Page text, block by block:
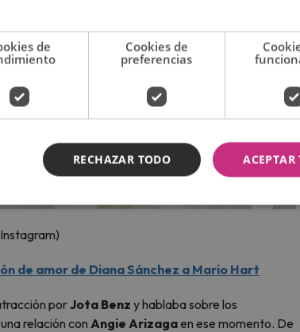
de amor de Diana Sánchez a Mario Hart
porJota Benz y hablaba sobre los
relación con Angie Arizagaen ese momento. De
de
Cookies de
preferencias
ACEPTAR
RECHAZAR TODO